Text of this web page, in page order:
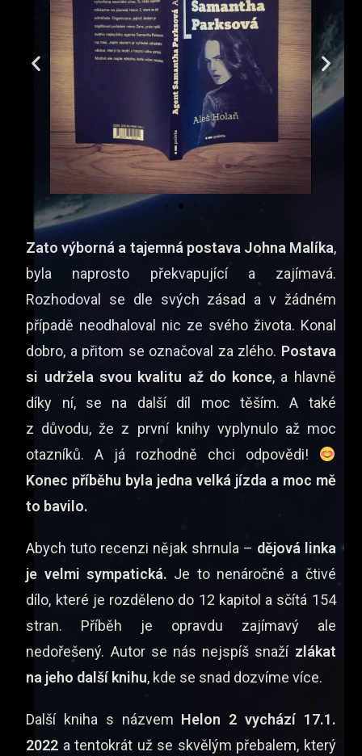
Zato výborná a tajemná postava Johna Malíka,
byla naprosto překvapující a zajímavá.
Rozhodoval se dle svých zásad a v žádném
případě neodhaloval nic ze svého života. Konal
dobro, a přitom se označoval za zlého. Postava
si udržela svou kvalitu až do konce, a hlavně
díky ní, se na další díl moc těším. A také
z důvodu, že z první knihy vyplynulo až moc
otazníků. A já rozhodně chci odpovědi!
Konec příběhu byla jedna velká jízda a moc mě
to bavilo.
Abych tuto recenzi nějak shrnula – dějová linka
je velmi sympatická. Je to nenáročné a čtivé
dílo, které je rozděleno do 12 kapitol a sčítá 154
stran. Příběh je opravdu zajímavý ale
nedořešený. Autor se nás nejspíš snaží zlákat
na jeho další knihu, kde se snad dozvíme více.
Další kniha s názvem Helon 2 vychází 17.1.
2022 a tentokrát už se skvělým přebalem, který